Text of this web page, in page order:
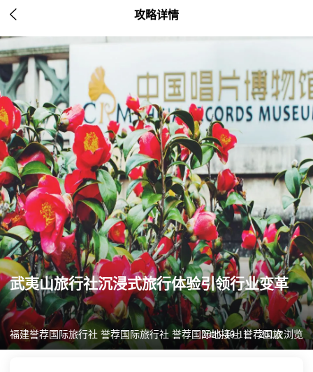
 攻略详情
武夷山旅行社沉浸式旅行体验引领行业变革
福建誉荐国际旅行社 誉荐国际旅行社 誉荐国际地接社 誉荐国旅
2025-10-11 261次浏览